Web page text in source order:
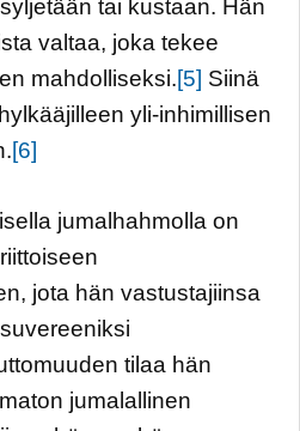
tai kustaan. Hän
valtaa, joka tekee
mahdolliseksi.[5] Siinä
yli-inhimillisen
[6]
jumalhahmolla on
jota hän vastustajiinsa
tilaa hän
jumalallinen